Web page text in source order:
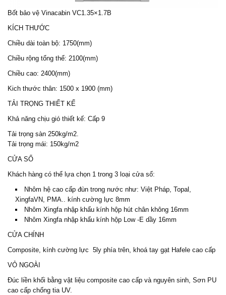
Bốt bảo vệ Vinacabin VC1.35×1.7B
KÍCH THƯỚC
Chiều dài toàn bộ: 1750(mm)
Chiều rộng tổng thể: 2100(mm)
Chiều cao: 2400(mm)
Kich thước thân: 1500 x 1900 (mm)
TẢI TRỌNG THIẾT KẾ
Khả năng chịu gió thiết kế: Cấp 9
Tải trọng sàn 250kg/m2.
Tải trọng mái: 150kg/m2
CỬA SỔ
Khách hàng có thể lựa chọn 1 trong 3 loại cửa sổ:
Nhôm hệ cao cấp đùn trong nước như: Việt Pháp, Topal,
XingfaVN, PMA.. kính cường lực 8mm
Nhôm Xingfa nhập khẩu kính hộp hút chân không 16mm
Nhôm Xingfa nhập khẩu kính hộp Low -E dầy 16mm
CỬA CHÍNH
Composite, kính cường lực 5ly phía trên, khoá tay gạt Hafele cao cấp
VỎ NGOÀI
Đúc liền khối bằng vật liệu composite cao cấp và nguyên sinh, Sơn PU
cao cấp chống tia UV.